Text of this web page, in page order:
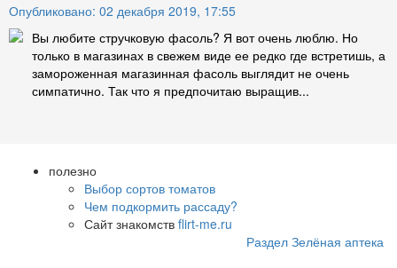
Опубликовано: 02 декабря 2019, 17:55
Вы любите стручковую фасоль? Я вот очень люблю. Но
только в магазинах в свежем виде ее редко где встретишь, а
замороженная магазинная фасоль выглядит не очень
симпатично. Так что я предпочитаю выращив...
полезно
Выбор сортов томатов
Чем подкормить рассаду?
Сайт знакомств flirt-me.ru
Раздел Зелёная аптека